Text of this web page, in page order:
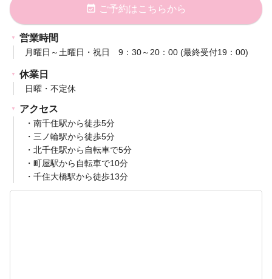
event_available ご予約はこちらから
営業時間
月曜日～土曜日・祝日 9：30～20：00 (最終受付19：00)
休業日
日曜・不定休
アクセス
・南千住駅から徒歩5分
・三ノ輪駅から徒歩5分
・北千住駅から自転車で5分
・町屋駅から自転車で10分
・千住大橋駅から徒歩13分